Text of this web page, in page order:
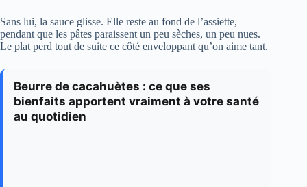
Sans lui, la sauce glisse. Elle reste au fond de l’assiette,
pendant que les pâtes paraissent un peu sèches, un peu nues.
Le plat perd tout de suite ce côté enveloppant qu’on aime tant.
Beurre de cacahuètes : ce que ses
bienfaits apportent vraiment à votre santé
au quotidien